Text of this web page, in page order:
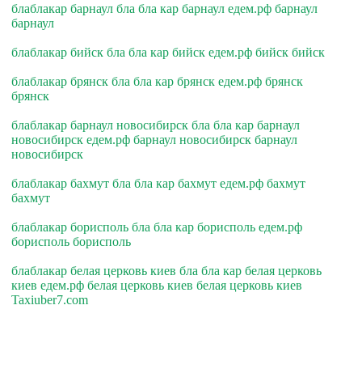
блаблакар барнаул бла бла кар барнаул едем.рф барнаул
барнаул
блаблакар бийск бла бла кар бийск едем.рф бийск бийск
блаблакар брянск бла бла кар брянск едем.рф брянск
брянск
блаблакар барнаул новосибирск бла бла кар барнаул
новосибирск едем.рф барнаул новосибирск барнаул
новосибирск
блаблакар бахмут бла бла кар бахмут едем.рф бахмут
бахмут
блаблакар борисполь бла бла кар борисполь едем.рф
борисполь борисполь
блаблакар белая церковь киев бла бла кар белая церковь
киев едем.рф белая церковь киев белая церковь киев
Taxiuber7.com